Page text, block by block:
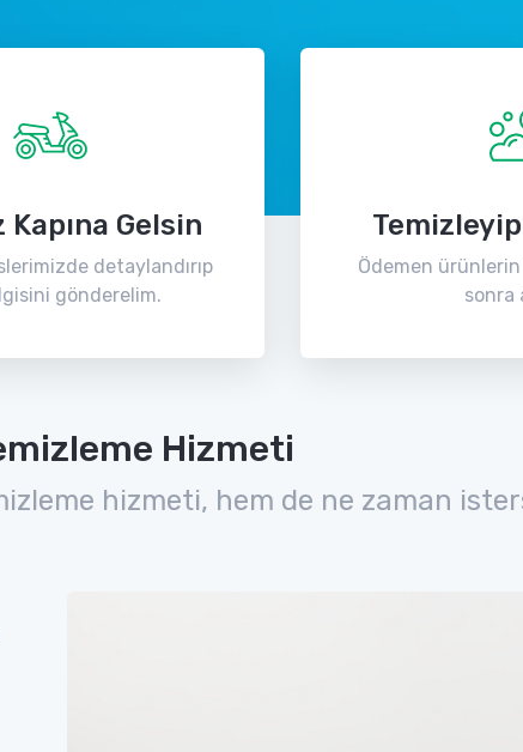
Kapına Gelsin
detaylandırıp
gönderelim.
Ödemen
sonra
Hizmeti
hizmeti, hem de ne zaman